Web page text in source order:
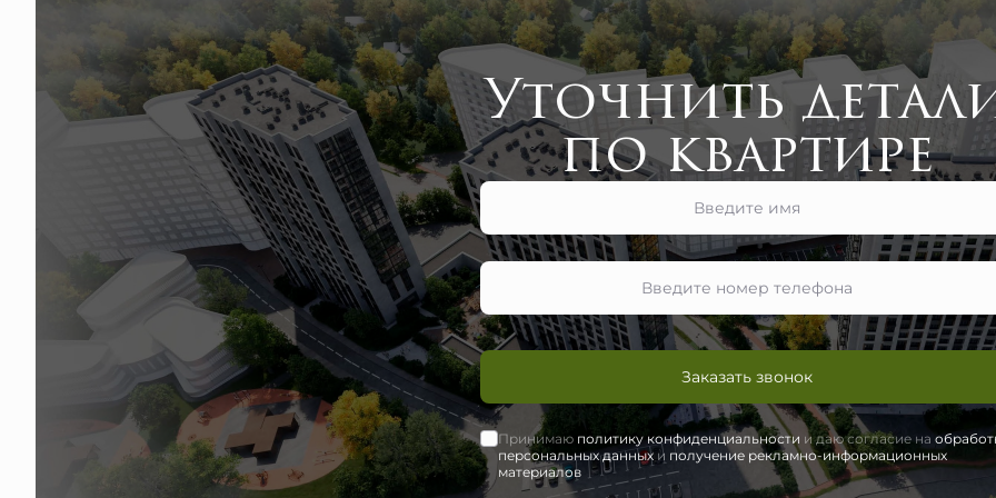
Уточнить
по квартире
Заказать звонок
Принимаю политику конфиденциальности и даю согласие на
персональных данныхи получение рекламно-информационных
материалов